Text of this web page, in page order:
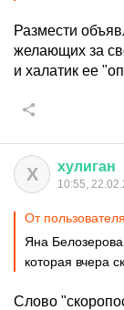
Размести
желающих за
и халатик ее
Х хулиган
10:55,
От пользователя
Яна
которая вчера
Слово